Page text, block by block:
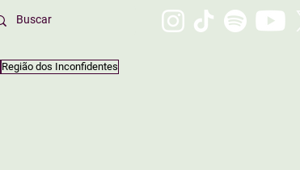
Região dos Inconfidentes